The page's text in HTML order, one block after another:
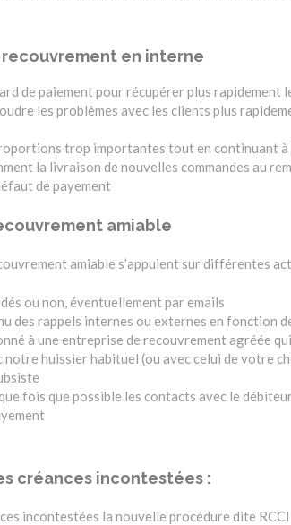
recouvrement en interne
de paiement pour récupérer plus rapidement
les problèmes avec les clients plus
trop importantes tout en continuant
la livraison de nouvelles commandes au
de payement
amiable
amiable s’appuient sur différentes
ou non, éventuellement par emails
des rappels internes ou externes en fonction
à une entreprise de recouvrement agréée
huissier habituel (ou avec celui de votre
fois que possible les contacts avec le
créances incontestées :
incontestées la nouvelle procédure dite